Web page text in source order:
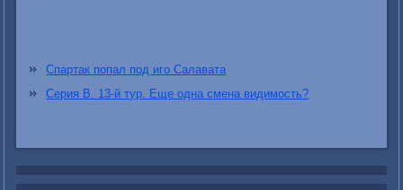
Спартак попал под иго Салавата
Серия В. 13-й тур. Еще одна смена видимость?